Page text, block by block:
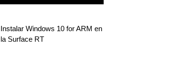
Instalar Windows 10 for ARM en
la Surface RT